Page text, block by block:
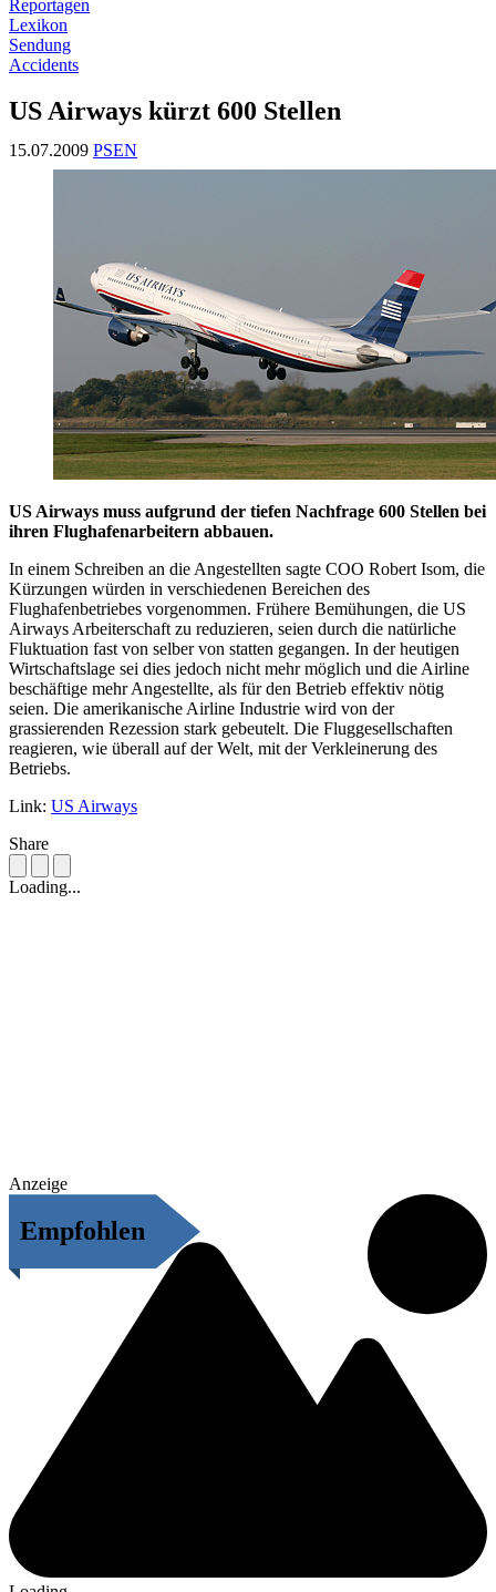
Reportagen
Lexikon
Sendung
Accidents
US Airways kürzt 600 Stellen
15.07.2009 PSEN
US Airways muss aufgrund der tiefen Nachfrage 600 Stellen bei
ihren Flughafenarbeitern abbauen.
In einem Schreiben an die Angestellten sagte COO Robert Isom, die
Kürzungen würden in verschiedenen Bereichen des
Flughafenbetriebes vorgenommen. Frühere Bemühungen, die US
Airways Arbeiterschaft zu reduzieren, seien durch die natürliche
Fluktuation fast von selber von statten gegangen. In der heutigen
Wirtschaftslage sei dies jedoch nicht mehr möglich und die Airline
beschäftige mehr Angestellte, als für den Betrieb effektiv nötig
seien. Die amerikanische Airline Industrie wird von der
grassierenden Rezession stark gebeutelt. Die Fluggesellschaften
reagieren, wie überall auf der Welt, mit der Verkleinerung des
Betriebs.
Link: US Airways
Share
Loading...
Anzeige
Empfohlen